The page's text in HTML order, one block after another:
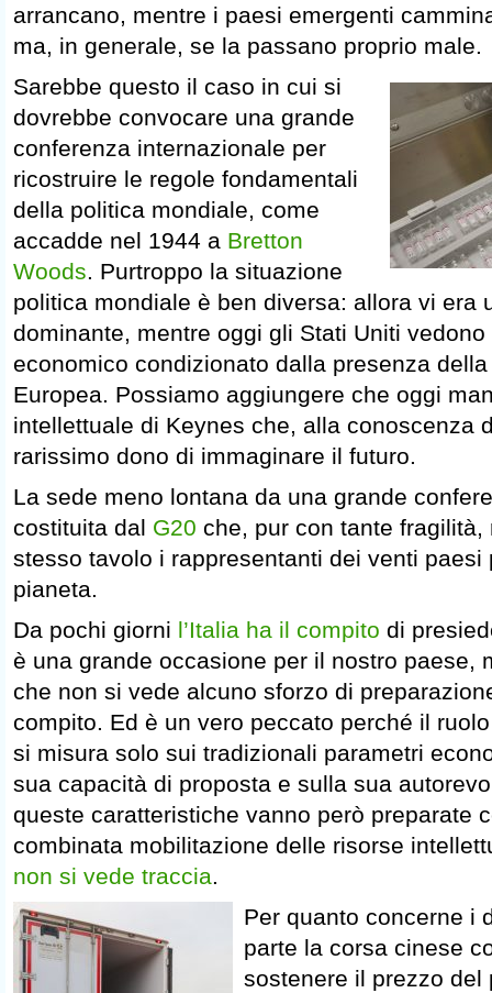
arrancano, mentre i paesi emergenti
ma, in generale, se la passano proprio male.
Sarebbe questo il caso in cui si
dovrebbe convocare una grande
conferenza internazionale per
ricostruire le regole fondamentali
della politica mondiale, come
accadde nel 1944 a Bretton
Woods. Purtroppo la situazione
politica mondiale è ben diversa: allora vi era
dominante, mentre oggi gli Stati Uniti
economico condizionato dalla presenza della
Europea. Possiamo aggiungere che oggi
intellettuale di Keynes che, alla conoscenza
rarissimo dono di immaginare il futuro.
La sede meno lontana da una grande
costituita dal G20 che, pur con tante
stesso tavolo i rappresentanti dei venti paesi
pianeta.
Da pochi giorni l’Italia ha il compito di
è una grande occasione per il nostro paese,
che non si vede alcuno sforzo di
compito. Ed è un vero peccato perché il
si misura solo sui tradizionali parametri
sua capacità di proposta e sulla sua
queste caratteristiche vanno però preparate
combinata mobilitazione delle risorse
non si vede traccia.
Per quanto concerne i
parte la corsa cinese
sostenere il prezzo del